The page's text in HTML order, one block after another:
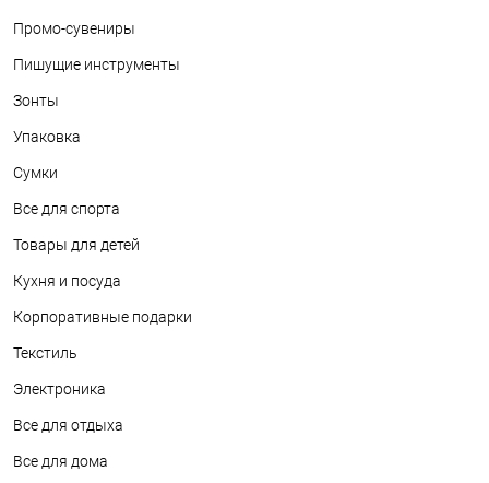
Промо-сувениры
Пишущие инструменты
Зонты
Упаковка
Сумки
Все для спорта
Товары для детей
Кухня и посуда
Корпоративные подарки
Текстиль
Электроника
Все для отдыха
Все для дома